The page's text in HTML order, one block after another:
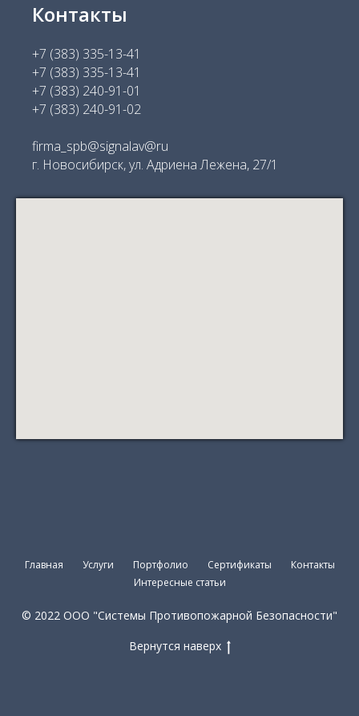
Контакты
+7 (383) 335-13-41
+7 (383) 335-13-41
+7 (383) 240-91-01
+7 (383) 240-91-02
firma_spb@signalav@ru
г. Новосибирск, ул. Адриена Лежена, 27/1
Главная Услуги Портфолио Сертификаты
Контакты
Интересные статьи
© 2022 ООО "Системы Противопожарной Безопасности"
Вернутся наверх